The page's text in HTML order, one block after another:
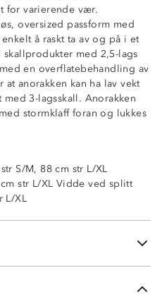
for varierende vær.
oversized passform med
å raskt ta av og på i et
med 2,5-lags
en overflatebehandling av
anorakken kan ha lav vekt
3-lagsskall. Anorakken
stormklaff foran og lukkes
S/M, 88 cm str L/XL
str L/XL Vidde ved splitt
L/XL
og borrelås